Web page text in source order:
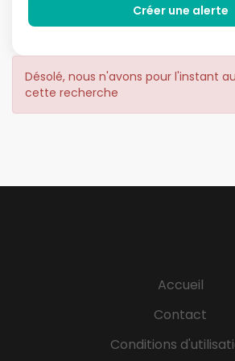
Désolé, nous n'avons pour l'instant
cette recherche
Accueil
Contact
Conditions